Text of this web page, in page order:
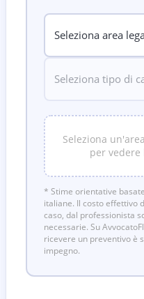
Seleziona
per vedere
* Stime orientative
italiane. Il costo effettivo
caso, dal professionista
necessarie. Su
ricevere un preventivo è
impegno.